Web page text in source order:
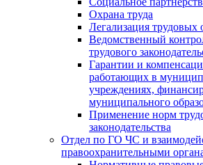
Охрана труда
Легализация трудовых
Ведомственный
трудового
Гарантии и
работающих в
учреждениях,
муниципального
Применение норм
законодательства
Отдел по ГО ЧС и
правоохранительными